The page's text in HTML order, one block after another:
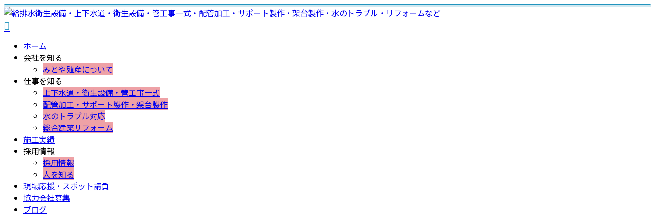
ホーム
会社を知る
みとや殖産について
仕事を知る
上下水道・衛生設備・管工事一式
配管加工・サポート製作・架台製作
水のトラブル対応
総合建築リフォーム
施工実績
採用情報
採用情報
人を知る
現場応援・スポット請負
協力会社募集
ブログ